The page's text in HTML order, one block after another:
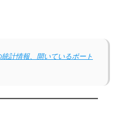
計情報、開いているポート